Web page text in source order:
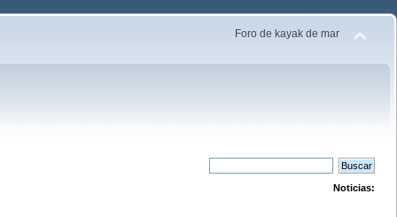
Foro de kayak de mar
Noticias: